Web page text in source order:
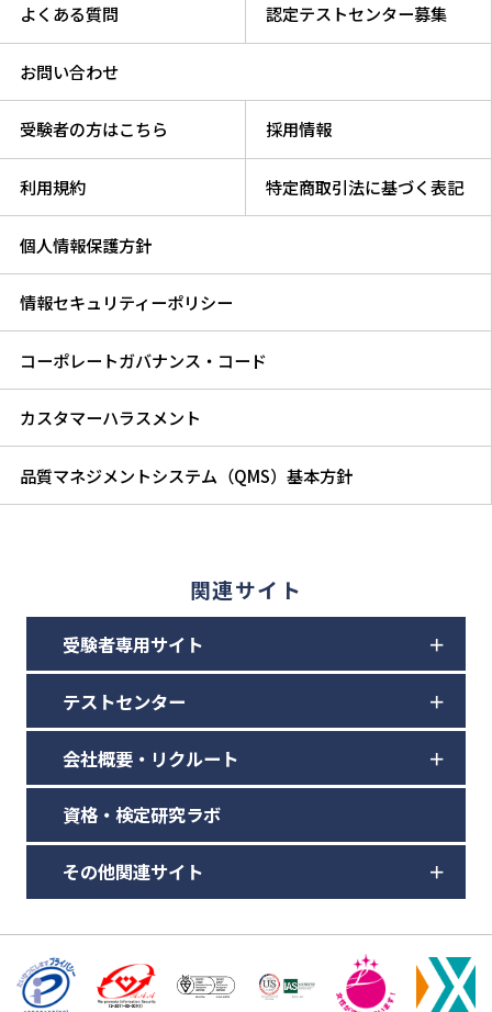
よくある質問 認定テストセンター募集
お問い合わせ
受験者の方はこちら 採用情報
利用規約 特定商取引法に基づく表記
個人情報保護方針
情報セキュリティーポリシー
コーポレートガバナンス・コード
カスタマーハラスメント
品質マネジメントシステム（QMS）基本方針
関連サイト
受験者専用サイト
テストセンター
会社概要・リクルート
資格・検定研究ラボ
その他関連サイト